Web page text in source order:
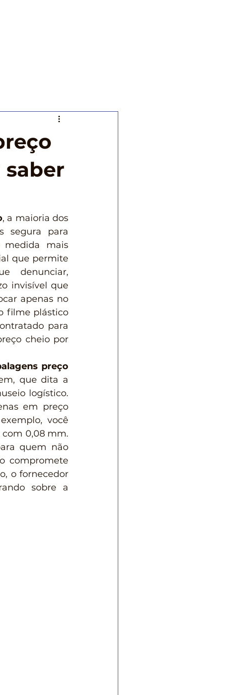
saber
, a maioria dos
segura para
medida mais
que permite
denunciar,
invisível que
apenas no
filme plástico
para
cheio por
preço
que dita a
logístico.
em preço
você
com 0,08 mm.
quem não
compromete
o fornecedor
sobre a